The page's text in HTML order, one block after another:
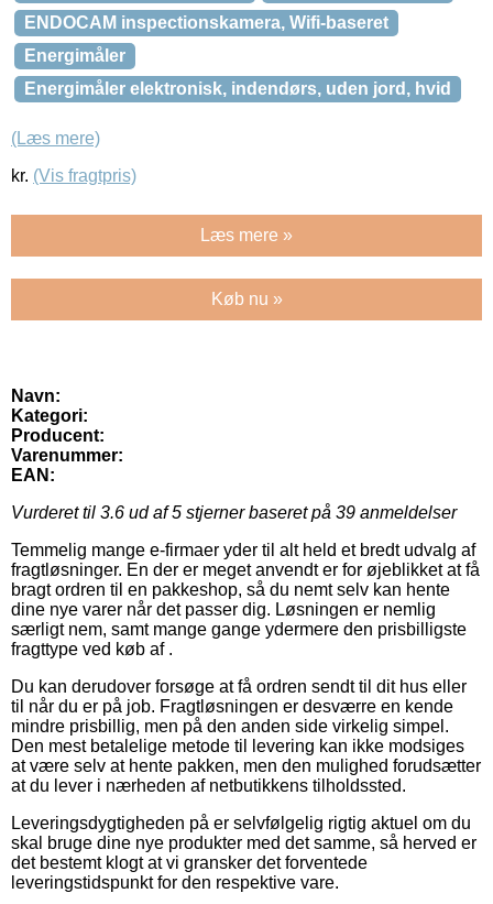
ENDOCAM inspectionskamera, Wifi-baseret
Energimåler
Energimåler elektronisk, indendørs, uden jord, hvid
(Læs mere)
kr. (Vis fragtpris)
Læs mere »
Køb nu »
Navn:
Kategori:
Producent:
Varenummer:
EAN:
Vurderet til 3.6 ud af 5 stjerner baseret på 39 anmeldelser
Temmelig mange e-firmaer yder til alt held et bredt udvalg af
fragtløsninger. En der er meget anvendt er for øjeblikket at få
bragt ordren til en pakkeshop, så du nemt selv kan hente
dine nye varer når det passer dig. Løsningen er nemlig
særligt nem, samt mange gange ydermere den prisbilligste
fragttype ved køb af .
Du kan derudover forsøge at få ordren sendt til dit hus eller
til når du er på job. Fragtløsningen er desværre en kende
mindre prisbillig, men på den anden side virkelig simpel.
Den mest betalelige metode til levering kan ikke modsiges
at være selv at hente pakken, men den mulighed forudsætter
at du lever i nærheden af netbutikkens tilholdssted.
Leveringsdygtigheden på er selvfølgelig rigtig aktuel om du
skal bruge dine nye produkter med det samme, så herved er
det bestemt klogt at vi gransker det forventede
leveringstidspunkt for den respektive vare.